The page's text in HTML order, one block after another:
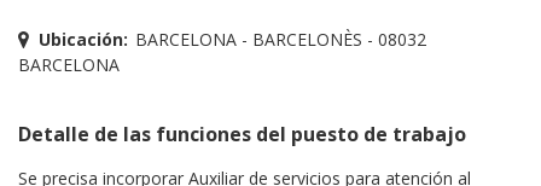
Ubicación: BARCELONA - BARCELONÈS - 08032
BARCELONA
Detalle de las funciones del puesto de trabajo
Se precisa incorporar Auxiliar de servicios para atención al